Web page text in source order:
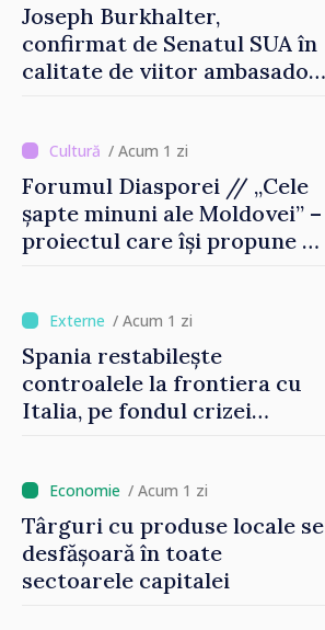
Joseph Burkhalter,
confirmat de Senatul SUA în
calitate de viitor ambasador
/ Acum 1 zi
Forumul Diasporei // „Cele
șapte minuni ale Moldovei” –
proiectul care își propune să
/ Acum 1 zi
Spania restabilește
controalele la frontiera cu
Italia, pe fondul crizei
/ Acum 1 zi
Târguri cu produse locale se
desfășoară în toate
sectoarele capitalei